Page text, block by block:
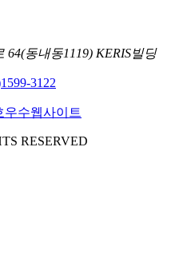
64(동내동1119) KERIS빌딩
1599-3122
RESERVED